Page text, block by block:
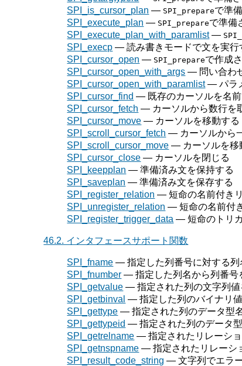
SPI_is_cursor_plan — SPI_prepareで準
SPI_execute_plan — SPI_prepareで準備
SPI_execute_plan_with_paramlist—
SPI_execp — 読み書きモードで文を実行
SPI_cursor_open — SPI_prepareで作成
SPI_cursor_open_with_args — 問い合わ
SPI_cursor_open_with_paramlist— パラ
SPI_cursor_find — 既存のカーソルを名前
SPI_cursor_fetch — カーソルから数行を
SPI_cursor_move — カーソルを移動する
SPI_scroll_cursor_fetch — カーソルから
SPI_scroll_cursor_move — カーソルを移
SPI_cursor_close — カーソルを閉じる
SPI_keepplan — 準備済み文を保持する
SPI_saveplan — 準備済み文を保存する
SPI_register_relation — 短命の名前付き
SPI_unregister_relation — 短命の名前付
SPI_register_trigger_data — 短命のトリ
46.2. インタフェースサポート関数
SPI_fname — 指定した列番号に対する列
SPI_fnumber — 指定した列名から列番号
SPI_getvalue — 指定された列の文字列値
SPI_getbinval — 指定した列のバイナリ
SPI_gettype — 指定された列のデータ型
SPI_gettypeid — 指定された列のデータ
SPI_getrelname — 指定されたリレーシ
SPI_getnspname — 指定されたリレーシ
SPI_result_code_string — 文字列でエラ